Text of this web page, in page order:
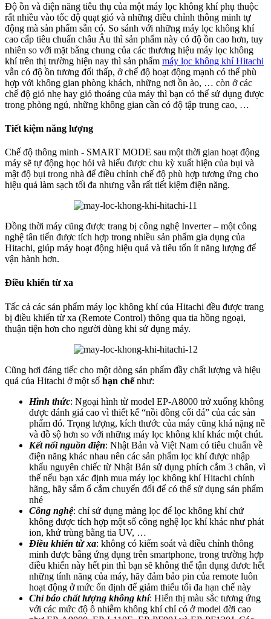
Độ ồn và điện năng tiêu thụ của một máy lọc không khí phụ thuộc
rất nhiều vào tốc độ quạt gió và những điều chỉnh thông minh tự
động mà sản phẩm sẵn có. So sánh với những máy lọc không khí
cao cấp tiêu chuẩn châu Âu thì sản phẩm này có độ ồn cao hơn, tuy
nhiên so với mặt bằng chung của các thương hiệu máy lọc không
khí trên thị trường hiện nay thì sản phẩm máy lọc không khí Hitachi
vẫn có độ ồn tương đối thấp, ở chế độ hoạt động mạnh có thể phù
hợp với không gian phòng khách, những nơi ồn ào, … còn ở các
chế độ gió nhẹ hay gió thoảng của máy thì bạn có thể sử dụng được
trong phòng ngủ, những không gian cần có độ tập trung cao, …
Tiết kiệm năng lượng
Chế độ thông minh - SMART MODE sau một thời gian hoạt động
máy sẽ tự động học hỏi và hiểu được chu kỳ xuất hiện của bụi và
mật độ bụi trong nhà để điều chỉnh chế độ phù hợp tương ứng cho
hiệu quả làm sạch tối đa nhưng vẫn rất tiết kiệm điện năng.
Đồng thời máy cũng được trang bị công nghệ Inverter – một công
nghệ tân tiến được tích hợp trong nhiều sản phẩm gia dụng của
Hitachi, giúp máy hoạt động hiệu quả và tiêu tốn ít năng lượng để
vận hành hơn.
Điều khiển từ xa
Tấc cả các sản phẩm máy lọc không khí của Hitachi đều được trang
bị điều khiển từ xa (Remote Control) thông qua tia hồng ngoại,
thuận tiện hơn cho người dùng khi sử dụng máy.
Cũng hơi đáng tiếc cho một dòng sản phẩm đầy chất lượng và hiệu
quả của Hitachi ở một số hạn chếnhư:
Hình thức: Ngoại hình từ model EP-A8000 trở xuống không
được đánh giá cao vì thiết kế “nồi đồng cối đá” của các sản
phẩm đó. Trọng lượng, kích thước của máy cũng khá nặng nề
và đồ sộ hơn so với những máy lọc không khí khác một chút.
Kết nối nguồn điện: Nhật Bản và Việt Nam có tiêu chuẩn về
điện năng khác nhau nên các sản phẩm lọc khí được nhập
khẩu nguyên chiếc từ Nhật Bản sử dụng phích cắm 3 chân, vì
thế nếu bạn xác định mua máy lọc không khí Hitachi chính
hãng, hãy sắm ổ cắm chuyển đổi để có thể sử dụng sản phẩm
nhé
Công nghệ: chỉ sử dụng màng lọc để lọc không khí chứ
không được tích hợp một số công nghệ lọc khí khác như phát
ion, khử trùng bằng tia UV, …
Điều khiển từ xa: không có kiểm soát và điều chỉnh thông
minh được bằng ứng dụng trên smartphone, trong trường hợp
điều khiển này hết pin thì bạn sẽ không thể tận dụng đươc hết
những tính năng của máy, hãy đảm bảo pin của remote luôn
hoạt động ở mức ổn định để giảm thiểu tối đa hạn chế này
Chỉ báo chất lượng không khí: Hiển thị màu sắc tương ứng
với các mức độ ô nhiễm không khí chỉ có ở model đời cao